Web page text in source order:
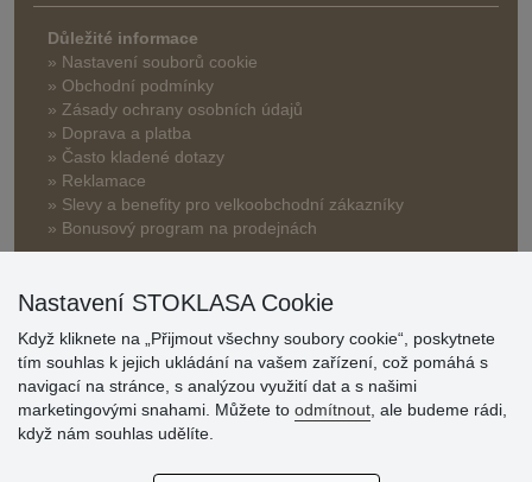
Důležité informace
» Nastavení souborů cookie
» Obchodní podmínky
» Zásady ochrany osobních údajů
» Doprava a platba
» Často kladené dotazy
» Reklamace
» Slevy a benefity pro velkoobchodní zákazníky
» Bonusový program na prodejnách
Hodnocení
zákazníků
Nastavení STOKLASA Cookie
Když kliknete na „Přijmout všechny soubory cookie“, poskytnete
tím souhlas k jejich ukládání na vašem zařízení, což pomáhá s
navigací na stránce, s analýzou využití dat a s našimi
marketingovými snahami. Můžete to odmítnout , ale budeme rádi,
když nám souhlas udělíte.